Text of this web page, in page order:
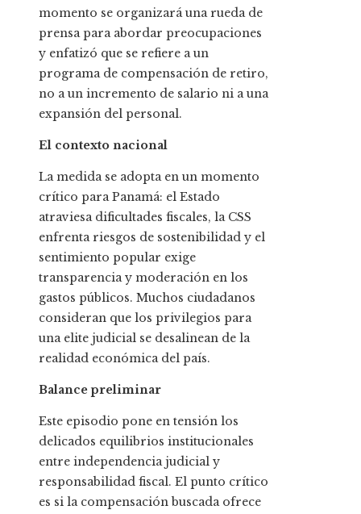
momento se organizará una rueda de
prensa para abordar preocupaciones
y enfatizó que se refiere a un
programa de compensación de retiro,
no a un incremento de salario ni a una
expansión del personal.
El contexto nacional
La medida se adopta en un momento
crítico para Panamá: el Estado
atraviesa dificultades fiscales, la CSS
enfrenta riesgos de sostenibilidad y el
sentimiento popular exige
transparencia y moderación en los
gastos públicos. Muchos ciudadanos
consideran que los privilegios para
una elite judicial se desalinean de la
realidad económica del país.
Balance preliminar
Este episodio pone en tensión los
delicados equilibrios institucionales
entre independencia judicial y
responsabilidad fiscal. El punto crítico
es si la compensación buscada ofrece